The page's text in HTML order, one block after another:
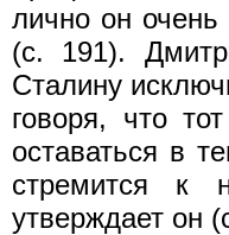
лично он очень
(с. 191).
Сталину
говоря, что
оставаться в
стремится к
утверждает он